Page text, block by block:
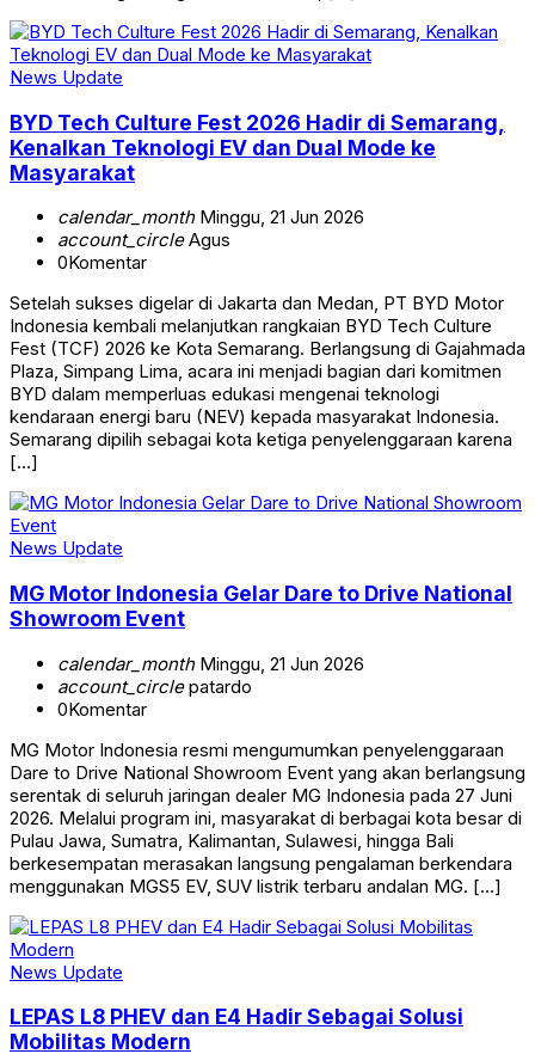
News Update
BYD Tech Culture Fest 2026 Hadir di Semarang,
Kenalkan Teknologi EV dan Dual Mode ke
Masyarakat
calendar_monthMinggu, 21 Jun 2026
account_circleAgus
0Komentar
Setelah sukses digelar di Jakarta dan Medan, PT BYD Motor
Indonesia kembali melanjutkan rangkaian BYD Tech Culture
Fest (TCF) 2026 ke Kota Semarang. Berlangsung di Gajahmada
Plaza, Simpang Lima, acara ini menjadi bagian dari komitmen
BYD dalam memperluas edukasi mengenai teknologi
kendaraan energi baru (NEV) kepada masyarakat Indonesia.
Semarang dipilih sebagai kota ketiga penyelenggaraan karena
[…]
News Update
MG Motor Indonesia Gelar Dare to Drive National
Showroom Event
calendar_monthMinggu, 21 Jun 2026
account_circlepatardo
0Komentar
MG Motor Indonesia resmi mengumumkan penyelenggaraan
Dare to Drive National Showroom Event yang akan berlangsung
serentak di seluruh jaringan dealer MG Indonesia pada 27 Juni
2026. Melalui program ini, masyarakat di berbagai kota besar di
Pulau Jawa, Sumatra, Kalimantan, Sulawesi, hingga Bali
berkesempatan merasakan langsung pengalaman berkendara
menggunakan MGS5 EV, SUV listrik terbaru andalan MG. […]
News Update
LEPAS L8 PHEV dan E4 Hadir Sebagai Solusi
Mobilitas Modern